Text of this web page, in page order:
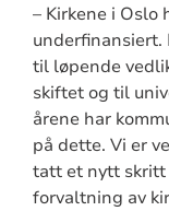
– Kirkene i
underfinansiert.
til løpende
skiftet og til
årene har
på dette. Vi er
tatt et nytt skritt
forvaltning av